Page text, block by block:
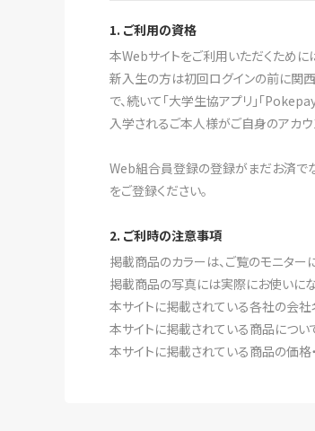
1. ご利用の資格
本Webサイトをご利用いただくために
新入生の方は初回ログインの前に関西
で、続いて「大学生協アプリ」「
入学されるご本人様がご自身のアカウ
Web組合員登録の登録がまだお済でな
をご登録ください。
2. ご利時の注意事項
掲載商品のカラーは、ご覧のモニター
掲載商品の写真には実際にお使いに
本サイトに掲載されている各社の会社
本サイトに掲載されている商品につい
本サイトに掲載されている商品の価格